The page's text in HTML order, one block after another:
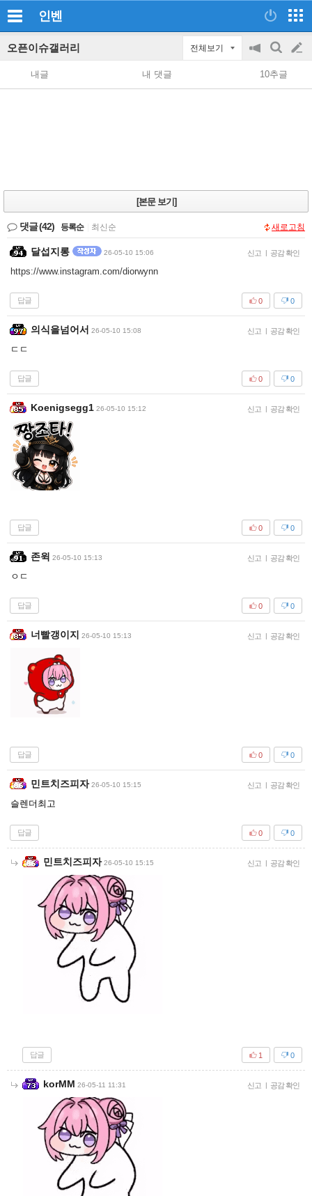
인벤
오픈이슈갤러리 전체보기
공
지
on/off
검
색
글
쓰
내글 내 댓글 10추글
[본문 보기]
댓글(42) 등록순 최신순 새로고침
달섭지롱 26-05-10 15:06 신고 | 공감 확인
https://www.instagram.com/diorwynn
답글 0
0
의식을넘어서 26-05-10 15:08 신고 | 공감 확인
ㄷㄷ
답글 0
0
Koenigsegg1 26-05-10 15:12 신고 | 공감 확인
답글 0
0
존윅 26-05-10 15:13 신고 | 공감 확인
ㅇㄷ
답글 0
0
너빨갱이지 26-05-10 15:13 신고 | 공감 확인
답글 0
0
민트치즈피자 26-05-10 15:15 신고 | 공감 확인
슬렌더최고
답글 0
0
민트치즈피자 26-05-10 15:15 신고 | 공감 확인
답글 0
1
korMM 26-05-11 11:31 신고 | 공감 확인